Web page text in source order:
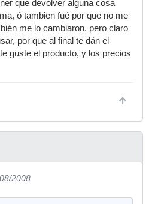
que devolver alguna cosa
ó tambien fué por que no me
me lo cambiaron, pero claro
por que al final te dán el
guste el producto, y los precios
2008